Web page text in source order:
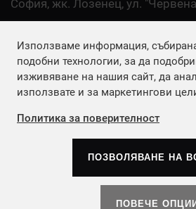
София, жк. Лозенец, ул.
Email: office@agro.bg
FACEBOOK
Copyrights © 2026Агенция
права
Използваме информация,
подобни технологии, за да
изживяване на нашия сайт, да
използвате и за маркетингови
Политика за поверителност
ПОЗВОЛЯВАНЕ НА
ПОВЕЧЕ ОПЦИИ